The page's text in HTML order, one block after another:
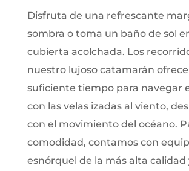
Disfruta de una refrescante
sombra o toma un baño de sol
cubierta acolchada. Los
nuestro lujoso catamarán
suficiente tiempo para navegar
con las velas izadas al viento,
con el movimiento del océano.
comodidad, contamos con
esnórquel de la más alta calidad